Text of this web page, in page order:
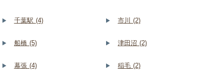
千葉駅 (4) 市川 (2)
船橋 (5) 津田沼 (2)
幕張 (4) 稲毛 (2)